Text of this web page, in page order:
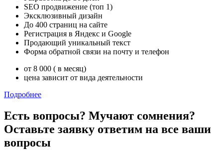
SEO продвижение (топ 1)
Эксклюзивный дизайн
До 400 страниц на сайте
Регистрация в Яндекс и Google
Продающий уникальный текст
Форма обратной связи на почту и телефон
от 8 000 ( в месяц)
цена зависит от вида деятельности
Подробнее
Есть вопросы? Мучают сомнения?
Оставьте заявку ответим на все ваши
вопросы